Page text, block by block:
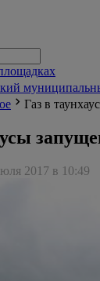
Газ в
2017 в 10:49